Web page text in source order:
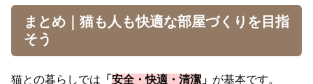
まとめ｜猫も人も快適な部屋づくりを目指
そう
猫との暮らしでは 「 安全・快適・清潔 」 が基本です。